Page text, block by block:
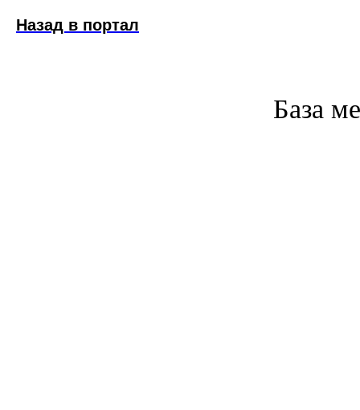
Назад в портал
База